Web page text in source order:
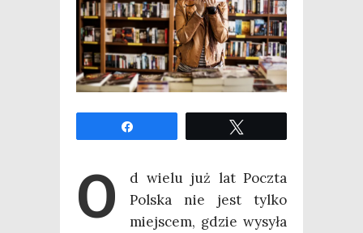
O
d wie­lu już lat Pocz­ta
Pol­ska nie jest tyl­ko
miej­scem, gdzie wysy­ła